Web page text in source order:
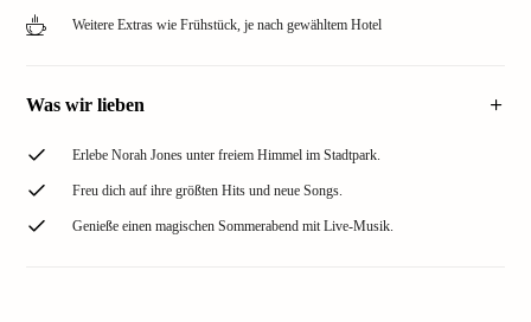
Weitere Extras wie Frühstück, je nach gewähltem Hotel
Was wir lieben
Erlebe Norah Jones unter freiem Himmel im Stadtpark.
Freu dich auf ihre größten Hits und neue Songs.
Genieße einen magischen Sommerabend mit Live-Musik.